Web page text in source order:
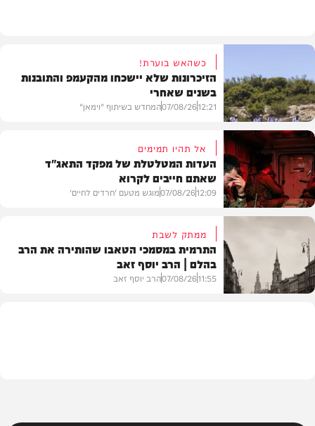
וידאו
כשהאש בוערת!
הזיכרונות שלא יישכחו מהקעמפ והתובנות
בשנים שאחרי
12:21
07/08/26המחדש בשיתוף "וימאן"
דעות
אל תהיו תמימים
העדות המטלטלת של מפקד התאג"ד
שאתם חייבים לקרוא
12:09
07/08/26מוגש מטעם 'חרדים לחיים'
ממתק לשבת
התרמית במסמכי הטאבו שהותירה את הרב
בהלם | הרב יוסף זאב
11:55
07/08/26הרב יוסף זאב